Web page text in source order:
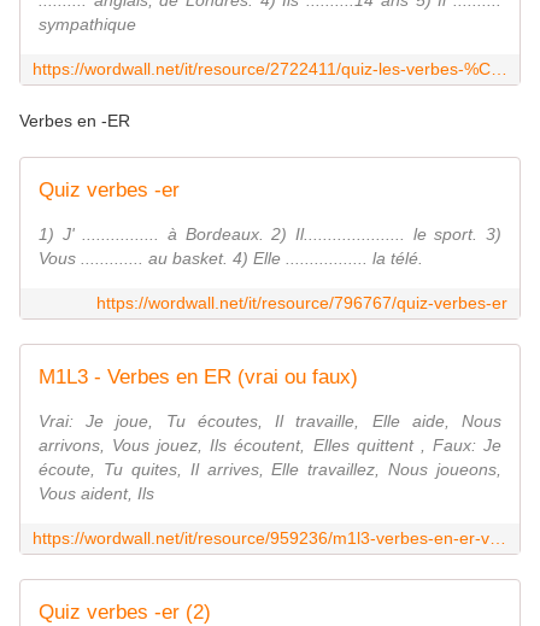
sympathique
Verbes en -ER
Quiz verbes -er
1) J' ................ à Bordeaux. 2) Il..................... le sport. 3)
Vous ............. au basket. 4) Elle ................. la télé.
https://wordwall.net/it/resource/796767/quiz-verbes-er
M1L3 - Verbes en ER (vrai ou faux)
Vrai: Je joue, Tu écoutes, Il travaille, Elle aide, Nous
arrivons, Vous jouez, Ils écoutent, Elles quittent , Faux: Je
écoute, Tu quites, Il arrives, Elle travaillez, Nous joueons,
Vous aident, Ils
Quiz verbes -er (2)